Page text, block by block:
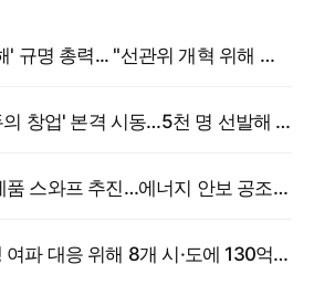
정부, '참정권 침해' 규명 총력... "선관위 개혁 위해 국정조사 등 모든 조치"
6만 명 몰린 '모두의 창업' 본격 시동…5천 명 선발해 밀착 지원
한일, 원유·석유제품 스와프 추진…에너지 안보 공조 강화
고용부, 중동전쟁 여파 대응 위해 8개 시·도에 130억 원 긴급 투입